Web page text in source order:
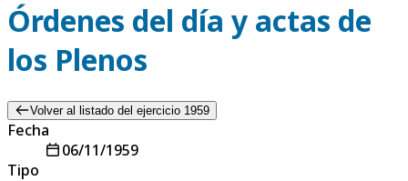
Órdenes del día y actas de
los Plenos
Volver al listado del ejercicio 1959
Fecha
06/11/1959
Tipo